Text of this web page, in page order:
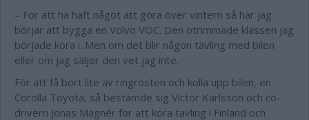
– För att ha haft något att göra över vintern så har jag
börjar att bygga en Volvo VOC. Den otrimmade klassen jag
började köra i. Men om det blir någon tävling med bilen
eller om jag säljer den vet jag inte.
För att få bort lite av ringrosten och kolla upp bilen, en
Corolla Toyota, så bestämde sig Victor Karlsson och co-
drivern Jonas Magnér för att köra tävling i Finland och